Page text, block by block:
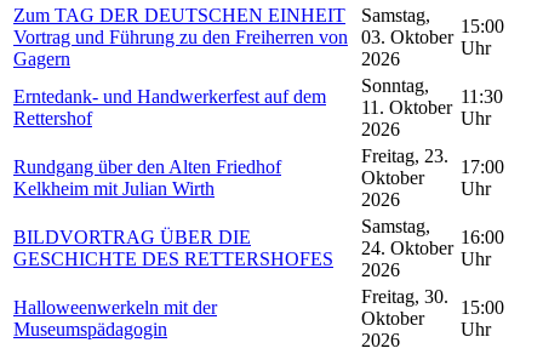
Zum TAG DER DEUTSCHEN EINHEIT
Vortrag und Führung zu den Freiherren von
Gagern
Samstag,
03. Oktober
2026
15:00
Uhr
Erntedank- und Handwerkerfest auf dem
Rettershof
Sonntag,
11. Oktober
2026
11:30
Uhr
Rundgang über den Alten Friedhof
Kelkheim mit Julian Wirth
Freitag, 23.
Oktober
2026
17:00
Uhr
BILDVORTRAG ÜBER DIE
GESCHICHTE DES RETTERSHOFES
Samstag,
24. Oktober
2026
16:00
Uhr
Halloweenwerkeln mit der
Museumspädagogin
Freitag, 30.
Oktober
2026
15:00
Uhr